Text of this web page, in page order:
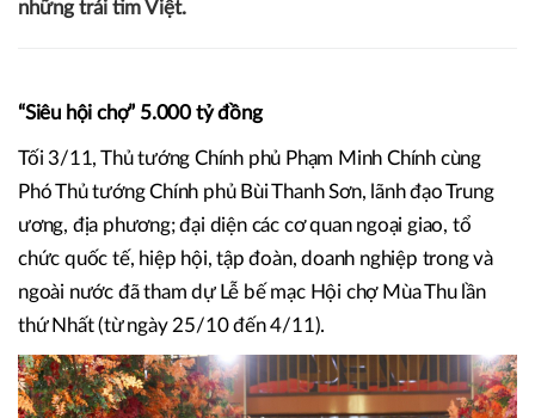
“siêu hội chợ” thành công nhất mùa hội chợ năm nay với
hậu quả bão lũ, trong đó Tập đoàn Vingroup đóng góp
100 tỷ đồng, đưa Hội chợ Mùa Thu thành mùa hội của
những trái tim Việt.
“Siêu hội chợ” 5.000 tỷ đồng
Tối 3/11, Thủ tướng Chính phủ Phạm Minh Chính cùng
Phó Thủ tướng Chính phủ Bùi Thanh Sơn, lãnh đạo Trung
ương, địa phương; đại diện các cơ quan ngoại giao, tổ